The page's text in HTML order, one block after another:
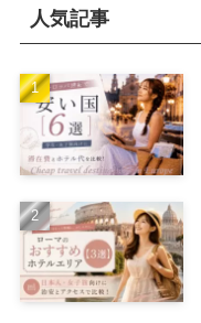
人気記事